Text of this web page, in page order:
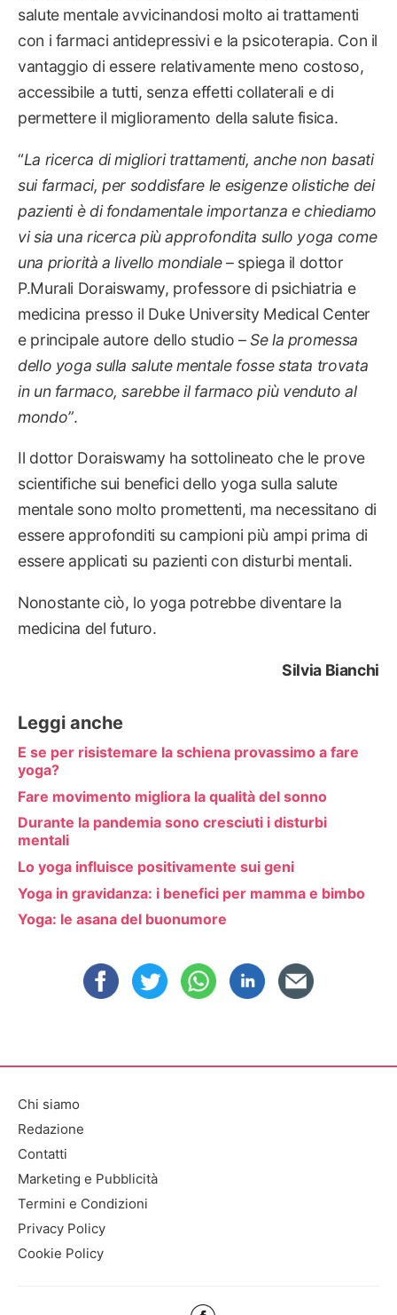
salute mentale avvicinandosi molto ai trattamenti
con i farmaci antidepressivi e la psicoterapia. Con il
vantaggio di essere relativamente meno costoso,
accessibile a tutti, senza effetti collaterali e di
permettere il miglioramento della salute fisica.
“La ricerca di migliori trattamenti, anche non basati
sui farmaci, per soddisfare le esigenze olistiche dei
pazienti è di fondamentale importanza e chiediamo
vi sia una ricerca più approfondita sullo yoga come
una priorità a livello mondiale– spiega il dottor
P.Murali Doraiswamy, professore di psichiatria e
medicina presso il Duke University Medical Center
e principale autore dello studio –Se la promessa
dello yoga sulla salute mentale fosse stata trovata
in un farmaco, sarebbe il farmaco più venduto al
mondo”.
Il dottor Doraiswamy ha sottolineato che le prove
scientifiche sui benefici dello yoga sulla salute
mentale sono molto promettenti, ma necessitano di
essere approfonditi su campioni più ampi prima di
essere applicati su pazienti con disturbi mentali.
Nonostante ciò, lo yoga potrebbe diventare la
medicina del futuro.
Silvia Bianchi
Leggi anche
E se per risistemare la schiena provassimo a fare
yoga?
Fare movimento migliora la qualità del sonno
Durante la pandemia sono cresciuti i disturbi
mentali
Lo yoga influisce positivamente sui geni
Yoga in gravidanza: i benefici per mamma e bimbo
Yoga: le asana del buonumore
Chi siamo
Redazione
Contatti
Marketing e Pubblicità
Termini e Condizioni
Privacy Policy
Cookie Policy